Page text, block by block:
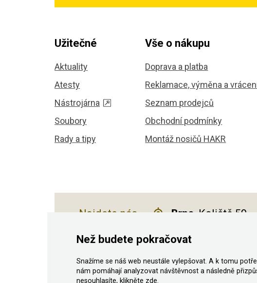
Užitečné
Aktuality
Atesty
Nástrojárna
Soubory
Rady a tipy
Vše o nákupu
Doprava a platba
Reklamace, výměna a
Seznam prodejců
Obchodní podmínky
Montáž nosičů HAKR
Najdete nás Brno, Koliště 59
© 2011–2026 ASN Hakr Brno. Všechna práva
Než budete pokračovat
Snažíme se náš web neustále vylepšovat. A k tomu
nám pomáhají analyzovat návštěvnost a následně
nesouhlasíte, klikněte zde.